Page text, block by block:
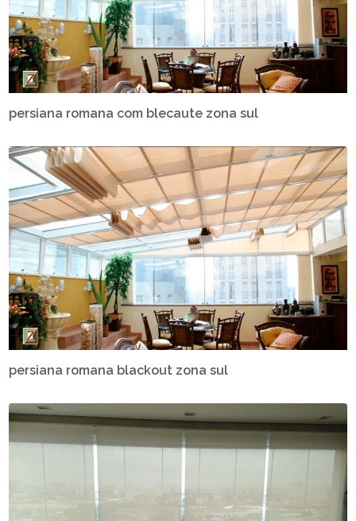
persiana romana com blecaute zona sul
persiana romana blackout zona sul